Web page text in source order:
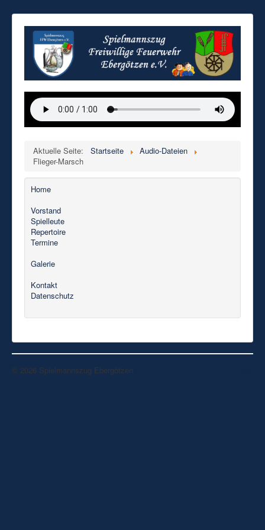
Aktuelle Seite: Startseite
Audio-Dateien
Flieger-Marsch
Home
Vorstand
Spielleute
Repertoire
Termine
Galerie
Kontakt
Datenschutz
© 2026 Spielmannszug Ebergötzen